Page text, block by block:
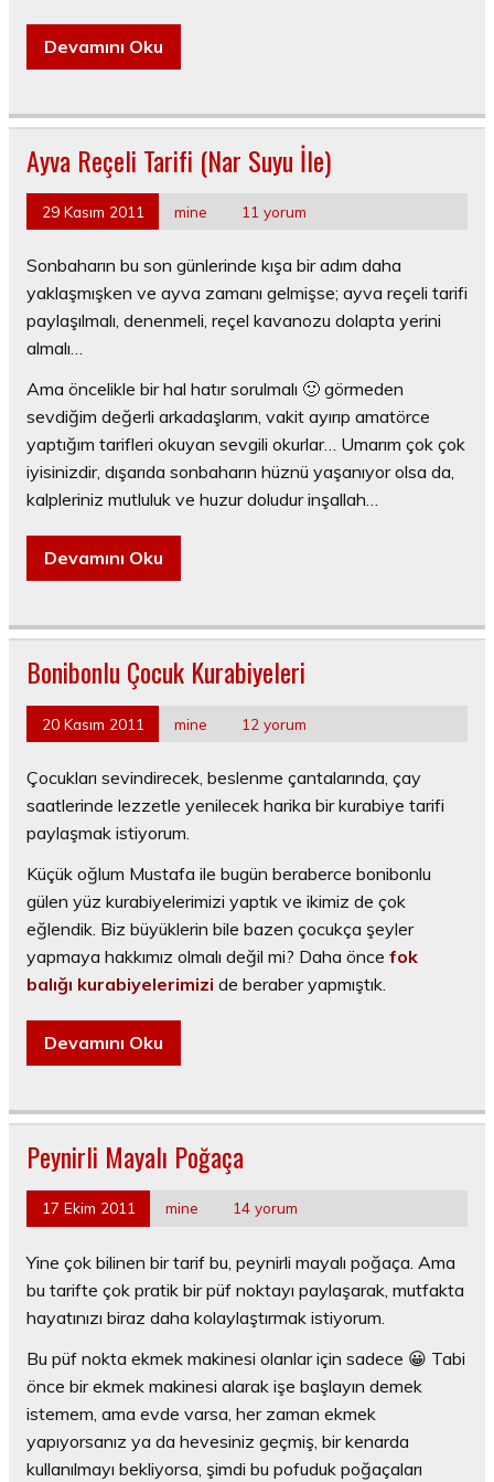
Devamını Oku
Ayva Reçeli Tarifi (Nar Suyu İle)
29 Kasım 2011 mine 11 yorum
Sonbaharın bu son günlerinde kışa bir adım daha
yaklaşmışken ve ayva zamanı gelmişse; ayva reçeli tarifi
paylaşılmalı, denenmeli, reçel kavanozu dolapta yerini
almalı…
Ama öncelikle bir hal hatır sorulmalı 🙂 görmeden
sevdiğim değerli arkadaşlarım, vakit ayırıp amatörce
yaptığım tarifleri okuyan sevgili okurlar… Umarım çok çok
iyisinizdir, dışarıda sonbaharın hüznü yaşanıyor olsa da,
kalpleriniz mutluluk ve huzur doludur inşallah…
Devamını Oku
Bonibonlu Çocuk Kurabiyeleri
20 Kasım 2011 mine 12 yorum
Çocukları sevindirecek, beslenme çantalarında, çay
saatlerinde lezzetle yenilecek harika bir kurabiye tarifi
paylaşmak istiyorum.
Küçük oğlum Mustafa ile bugün beraberce bonibonlu
gülen yüz kurabiyelerimizi yaptık ve ikimiz de çok
eğlendik. Biz büyüklerin bile bazen çocukça şeyler
yapmaya hakkımız olmalı değil mi? Daha önce fok
balığı kurabiyelerimizi de beraber yapmıştık.
Devamını Oku
Peynirli Mayalı Poğaça
17 Ekim 2011 mine 14 yorum
Yine çok bilinen bir tarif bu, peynirli mayalı poğaça. Ama
bu tarifte çok pratik bir püf noktayı paylaşarak, mutfakta
hayatınızı biraz daha kolaylaştırmak istiyorum.
Bu püf nokta ekmek makinesi olanlar için sadece 😀 Tabi
önce bir ekmek makinesi alarak işe başlayın demek
istemem, ama evde varsa, her zaman ekmek
yapıyorsanız ya da hevesiniz geçmiş, bir kenarda
kullanılmayı bekliyorsa, şimdi bu pofuduk poğaçaları